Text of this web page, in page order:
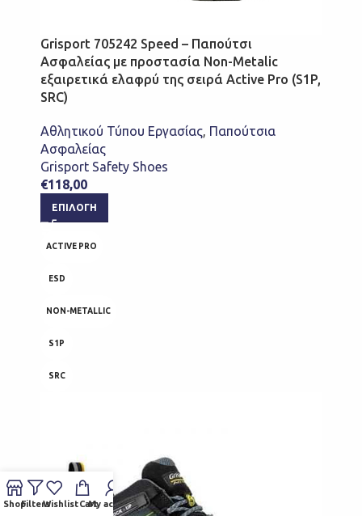
Grisport 705242 Speed – Παπούτσι
Ασφαλείας με προστασία Non-Metalic
εξαιρετικά ελαφρύ της σειρά Active Pro (S1P,
SRC)
Αθλητικού Τύπου Εργασίας, Παπούτσια
Ασφαλείας
Grisport Safety Shoes
€118,00
ΕΠΙΛΟΓΉ
ACTIVE PRO
ESD
NON-METALLIC
S1P
SRC
ShopFiltersWishlist CartMy account